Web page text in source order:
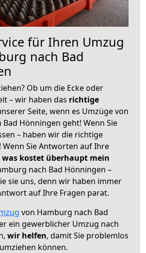
für Ihren Umzug
nach Bad
Ob um die Ecke oder
– wir haben das richtige
Seite, wenn es Umzüge von
Hönningen geht! Wenn Sie
– haben wir die richtige
Wenn Sie Antworten auf Ihre
was kostet überhaupt mein
nach Bad Hönningen –
sie uns, denn wir haben immer
auf Ihre Fragen parat.
von Hamburg nach Bad
ein gewerblicher Umzug nach
wir helfen, damit Sie problemlos
können.